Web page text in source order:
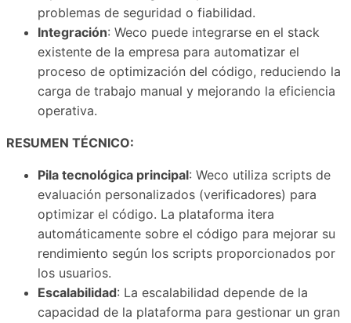
problemas de seguridad o fiabilidad.
Integración: Weco puede integrarse en el stack
existente de la empresa para automatizar el
proceso de optimización del código, reduciendo la
carga de trabajo manual y mejorando la eficiencia
operativa.
RESUMEN TÉCNICO:
Pila tecnológica principal: Weco utiliza scripts de
evaluación personalizados (verificadores) para
optimizar el código. La plataforma itera
automáticamente sobre el código para mejorar su
rendimiento según los scripts proporcionados por
los usuarios.
Escalabilidad: La escalabilidad depende de la
capacidad de la plataforma para gestionar un gran